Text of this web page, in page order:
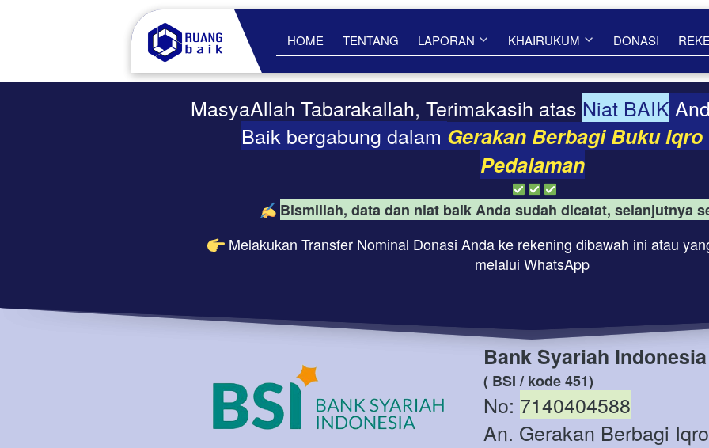
HOME TENTANG LAPORAN KHAIRUKUM DONASI
MasyaAllah Tabarakallah, Terimakasih atas Niat BAIK
Baik bergabung dalam Gerakan Berbagi Buku
Pedalaman
Bismillah, data dan niat baik Anda sudah dicatat, selanjutnya
Melakukan Transfer Nominal Donasi Anda ke rekening dibawah ini atau
melalui WhatsApp
Bank Syariah Indonesia
( BSI / kode 451)
No: 7140404588
An. Gerakan Berbagi Iqro